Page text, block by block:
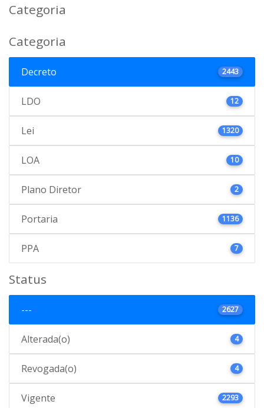
Categoria
Categoria
Decreto 2443
LDO 12
Lei 1320
LOA 10
Plano Diretor 2
Portaria 1136
PPA 7
Status
--- 2627
Alterada(o) 4
Revogada(o) 4
Vigente 2293